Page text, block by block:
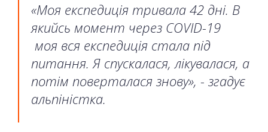
«Моя експедиція тривала 42 дні. В
якийсь момент через COVID-19
моя вся експедиція стала під
питання. Я спускалася, лікувалася, а
потім поверталася знову», - згадує
альпіністка.